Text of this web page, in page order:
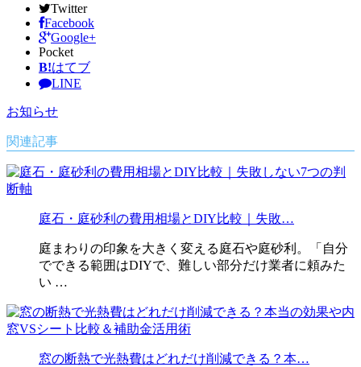
Twitter
Facebook
Google+
Pocket
B!はてブ
LINE
お知らせ
関連記事
庭石・庭砂利の費用相場とDIY比較｜失敗…
庭まわりの印象を大きく変える庭石や庭砂利。「自分
でできる範囲はDIYで、難しい部分だけ業者に頼みた
い …
窓の断熱で光熱費はどれだけ削減できる？本…